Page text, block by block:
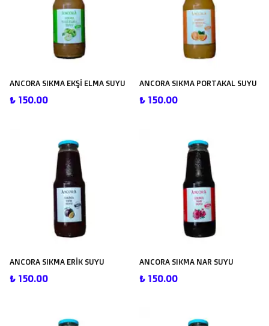
ANCORA SIKMA EKŞİ ELMA SUYU
₺ 150.00
ANCORA SIKMA PORTAKAL SUYU
₺ 150.00
ANCORA SIKMA ERİK SUYU
₺ 150.00
ANCORA SIKMA NAR SUYU
₺ 150.00